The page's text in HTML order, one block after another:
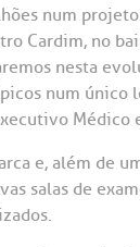
num
Cardim, no
nesta
num único
Médico
e, além de
salas de